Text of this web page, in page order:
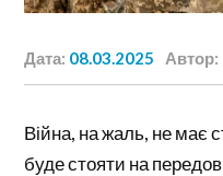
Дата: 08.03.2025 Автор:
Війна, на жаль, не має
буде стояти на